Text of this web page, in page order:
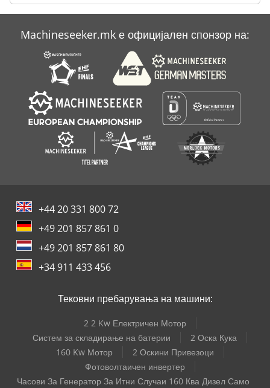
Machineseeker.mk е официјален спонзор на:
+44 20 331 800 72
+49 201 857 861 0
+49 201 857 861 80
+34 911 433 456
Тековни пребарувања на машини:
2 2 Kw Електричен Мотор
Систем за складирање на батерии
2 Оска Кука
160 Kw Мотор
2 Оскини Привезоци
Фотоволтаичен инвертер
Часови За Генератор За Итни Случаи 160 Ква Дизел Само